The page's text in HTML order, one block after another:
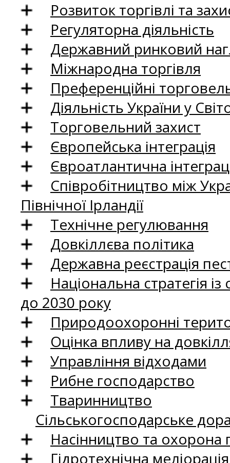
Розвиток торгівлі та
Регуляторна діяльність
Державний ринковий
Міжнародна торгівля
Преференційні
Діяльність України у
Торговельний захист
Європейська інтеграція
Євроатлантична
Співробітництво між
Північної Ірландії
Технічне регулювання
Довкіллєва політика
Державна реєстрація
Національна стратегія
до 2030 року
Природоохоронні
Оцінка впливу на
Управління відходами
Рибне господарство
Тваринництво
Сільськогосподарське
Насінництво та
Гідротехнічна